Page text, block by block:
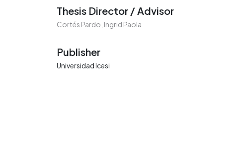
Thesis Director / Advisor
Cortés Pardo, Ingrid Paola
Publisher
Universidad Icesi